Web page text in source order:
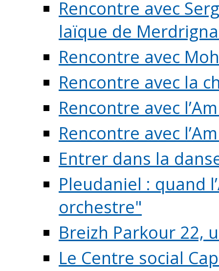
Rencontre avec
laïque de
Rencontre avec
Rencontre avec la
Rencontre avec
Rencontre avec
Entrer dans la
Pleudaniel : quand
orchestre"
Breizh Parkour 22,
Le Centre social